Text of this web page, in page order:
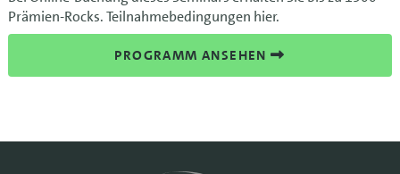
Prämien-Rocks. Teilnahmebedingungen hier.
PROGRAMM ANSEHEN